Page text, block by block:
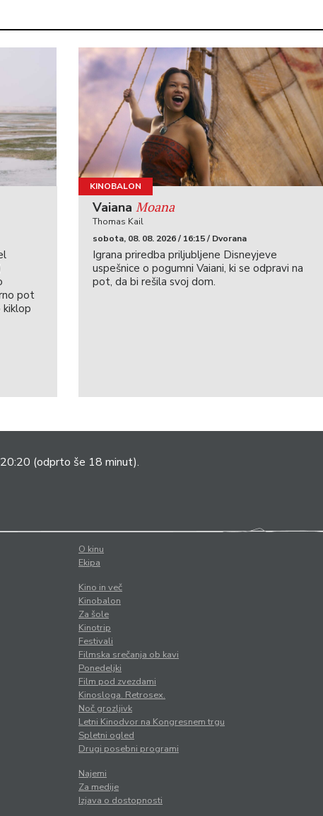
pot
KINOBALON
Vaiana Moana
Thomas Kail
sobota, 08. 08. 2026 / 16:15 / Dvorana
Igrana priredba priljubljene Disneyjeve
uspešnice o pogumni Vaiani, ki se odpravi na
pot, da bi rešila svoj dom.
(odprto še 18 minut).
O kinu
Ekipa
Kino in več
Kinobalon
Za šole
Kinotrip
Festivali
Filmska srečanja ob kavi
Ponedeljki
Film pod zvezdami
Kinosloga. Retrosex.
Noč grozljivk
Letni Kinodvor na Kongresnem trgu
Spletni ogled
Drugi posebni programi
Najemi
Za medije
Izjava o dostopnosti